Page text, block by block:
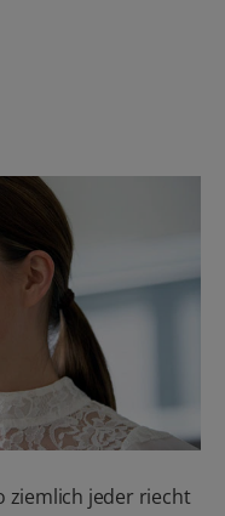
CH (DE)
ziemlich jeder riecht